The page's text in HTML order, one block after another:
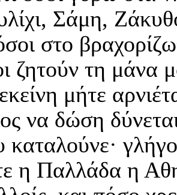
Σάμη,
στο
ζητούν τη μάνα
μήτε
να δώση
καταλούνε·
η Παλλάδα η